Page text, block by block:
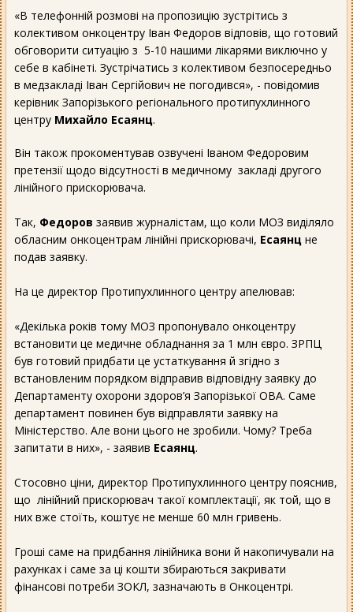
«В телефонній розмові на пропозицію зустрітись з
колективом онкоцентру Іван Федоров відповів, що готовий
обговорити ситуацію з 5-10 нашими лікарями виключно у
себе в кабінеті. Зустрічатись з колективом безпосередньо
в медзакладі Іван Сергійович не погодився», - повідомив
керівник Запорізького регіонального протипухлинного
центру Михайло Есаянц.
Він також прокоментував озвучені Іваном Федоровим
претензії щодо відсутності в медичному закладі другого
лінійного прискорювача.
Так, Федоров заявив журналістам, що коли МОЗ виділяло
обласним онкоцентрам лінійні прискорювачі, Есаянц не
подав заявку.
На це директор Протипухлинного центру апелював:
«Декілька років тому МОЗ пропонувало онкоцентру
встановити це медичне обладнання за 1 млн євро. ЗРПЦ
був готовий придбати це устаткування й згідно з
встановленим порядком відправив відповідну заявку до
Департаменту охорони здоров’я Запорізької ОВА. Саме
департамент повинен був відправляти заявку на
Міністерство. Але вони цього не зробили. Чому? Треба
запитати в них», - заявив Есаянц.
Стосовно ціни, директор Протипухлинного центру пояснив,
що лінійний прискорювач такої комплектації, як той, що в
них вже стоїть, коштує не менше 60 млн гривень.
Гроші саме на придбання лінійника вони й накопичували на
рахунках і саме за ці кошти збираються закривати
фінансові потреби ЗОКЛ, зазначають в Онкоцентрі.